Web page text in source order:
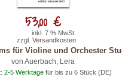
für Violine und Orchester
von Auerbach, Lera
2-5 Werktage für bis zu 6 Stück (DE)
53,00 €
inkl. 7 % MwSt.
zzgl. Versandkosten